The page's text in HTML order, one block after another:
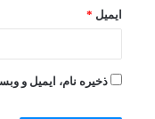
ایمیل *
ذخیره نام، ایمیل و